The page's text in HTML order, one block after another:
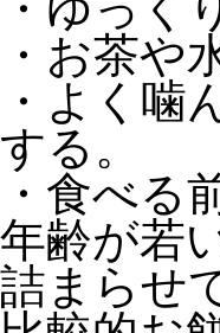
・お茶や
・よく噛
する。
・食べる
年齢が若
詰まらせ